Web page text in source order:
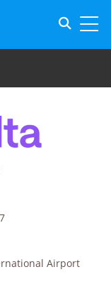
Airport